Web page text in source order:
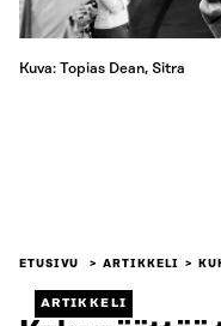
Kuva: Topias Dean, Sitra
ETUSIVU ARTIKKELI
ARTIKKELI